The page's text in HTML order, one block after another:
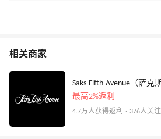
相关商家
最高2%返利
4.7万人获得返利 · 376人关注